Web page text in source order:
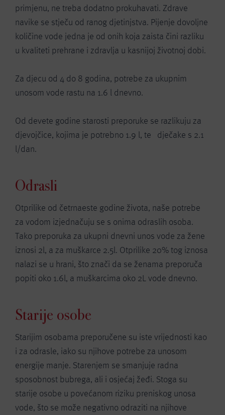
primjenu, ne treba dodatno prokuhavati. Zdrave
navike se stječu od ranog djetinjstva. Pijenje dovoljne
količine vode jedna je od onih koja zaista čini razliku
u kvaliteti prehrane i zdravlja u kasnijoj životnoj dobi.
Za djecu od 4 do 8 godina, potrebe za ukupnim
unosom vode rastu na 1.6 l dnevno.
Od devete godine starosti preporuke se razlikuju za
djevojčice, kojima je potrebno 1.9 l, te dječake s 2.1
l/dan.
Odrasli
Otprilike od četrnaeste godine života, naše potrebe
za vodom izjednačuju se s onima odraslih osoba.
Tako preporuka za ukupni dnevni unos vode za žene
iznosi 2l, a za muškarce 2.5l. Otprilike 20% tog iznosa
nalazi se u hrani, što znači da se ženama preporuča
popiti oko 1.6l, a muškarcima oko 2L vode dnevno.
Starije osobe
Starijim osobama preporučene su iste vrijednosti kao
i za odrasle, iako su njihove potrebe za unosom
energije manje. Starenjem se smanjuje radna
sposobnost bubrega, ali i osjećaj žeđi. Stoga su
starije osobe u povećanom riziku preniskog unosa
vode, što se može negativno odraziti na njihove